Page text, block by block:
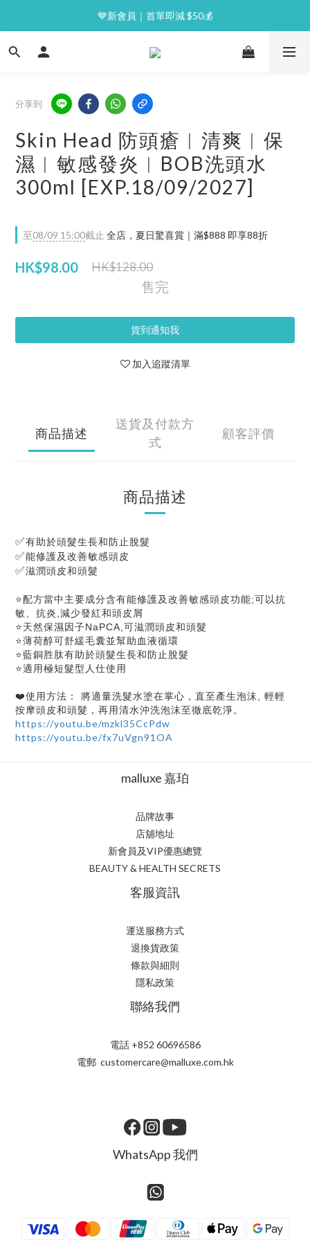
⭐逢星期一malluxe day｜7%購物金回贈
💙新會員｜首單即減 $50💰
⭐逢星期一malluxe day｜7%購物金回贈
分享到
Skin Head 防頭瘡︱清爽︱保
濕︱敏感發炎︱BOB洗頭水
300ml [EXP.18/09/2027]
至08/09 15:00截止 全店，夏日驚喜賞｜滿$888 即享88折
HK$98.00 HK$128.00
售完
貨到通知我
加入追蹤清單
商品描述
送貨及付款方
式
顧客評價
商品描述
✅有助於頭髮生長和防止脫髮
✅能修護及改善敏感頭皮
✅滋潤頭皮和頭髮
⭐配方當中主要成分含有能修護及改善敏感頭皮功能;可以抗
敏、抗炎,減少發紅和頭皮屑
⭐天然保濕因子NaPCA,可滋潤頭皮和頭髮
⭐薄荷醇可舒緩毛囊並幫助血液循環
⭐藍銅胜肽有助於頭髮生長和防止脫髮
⭐適用極短髮型人仕使用
❤️使用方法： 將適量洗髮水塗在掌心，直至產生泡沫, 輕輕
按摩頭皮和頭髮，再用清水沖洗泡沫至徹底乾淨。
https://youtu.be/mzkl35CcPdw
https://youtu.be/fx7uVgn91OA
malluxe 嘉珀
品牌故事
店舖地址
新會員及VIP優惠總覽
BEAUTY & HEALTH SECRETS
客服資訊
運送服務方式
退換貨政策
條款與細則
隱私政策
聯絡我們
電話 +852 60696586
電郵 customercare@malluxe.com.hk
WhatsApp 我們